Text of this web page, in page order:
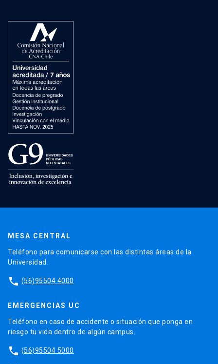
MESA CENTRAL
Teléfono para comunicarse con las distintas áreas de la
Universidad.
phone (56)95504 4000
EMERGENCIAS UC
Teléfono en caso de accidente o situación que ponga en
riesgo tu vida dentro de algún campus.
phone (56)95504 5000